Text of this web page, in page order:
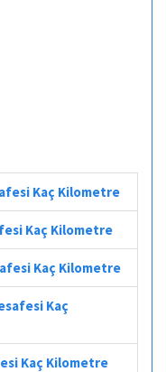
Kaç Kilometre
Kaç Kilometre
Kaç Kilometre
Kaç
Kaç Kilometre